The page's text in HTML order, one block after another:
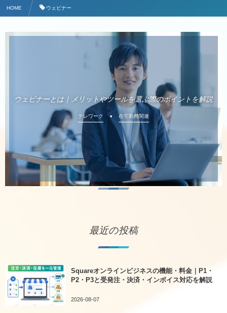
HOME ウェビナー
ウェビナーとは｜メリットやツールを選ぶ際のポイントを解説
テレワーク 在宅勤務関連
最近の投稿
Squareオンラインビジネスの機能・料金｜P1・
P2・P3と受発注・決済・インボイス対応を解説
2026-08-07